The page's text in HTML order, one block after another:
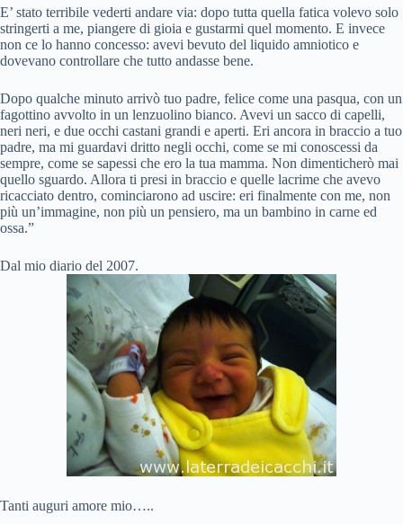
E’ stato terribile vederti andare via: dopo tutta quella fatica volevo solo
stringerti a me, piangere di gioia e gustarmi quel momento. E invece
non ce lo hanno concesso: avevi bevuto del liquido amniotico e
dovevano controllare che tutto andasse bene.
Dopo qualche minuto arrivò tuo padre, felice come una pasqua, con un
fagottino avvolto in un lenzuolino bianco. Avevi un sacco di capelli,
neri neri, e due occhi castani grandi e aperti. Eri ancora in braccio a tuo
padre, ma mi guardavi dritto negli occhi, come se mi conoscessi da
sempre, come se sapessi che ero la tua mamma. Non dimenticherò mai
quello sguardo. Allora ti presi in braccio e quelle lacrime che avevo
ricacciato dentro, cominciarono ad uscire: eri finalmente con me, non
più un’immagine, non più un pensiero, ma un bambino in carne ed
ossa.”
Dal mio diario del 2007.
Tanti auguri amore mio…..